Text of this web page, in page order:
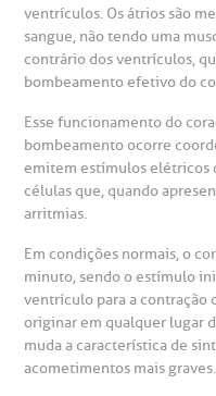
de
in antecipado
de exames
SAC
A BP conta com você para
atendimento e dos serviços
A Ouvidoria e SAC são canais
suas dúvidas, registrar suas
e Pesquisa
do médico
de atendimento
de Oncologia e
de Excelência em
ventrículos. Os átrios são
sangue, não tendo uma
contrário dos ventrículos,
bombeamento efetivo do
Esse funcionamento do
bombeamento ocorre
emitem estímulos elétricos
células que, quando
arritmias.
Em condições normais, o
minuto, sendo o estímulo
ventrículo para a contração
originar em qualquer lugar
muda a característica de
acometimentos mais graves.